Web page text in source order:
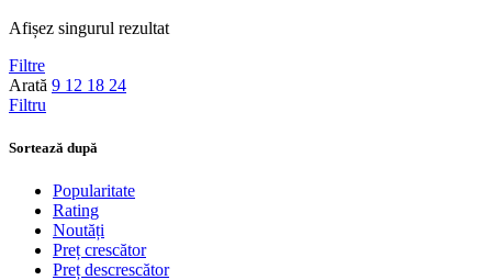
Afișez singurul rezultat
Filtre
Arată 9 12 18 24
Filtru
Sortează după
Popularitate
Rating
Noutăți
Preț crescător
Preț descrescător